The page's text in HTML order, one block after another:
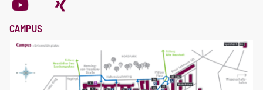
CAMPUS